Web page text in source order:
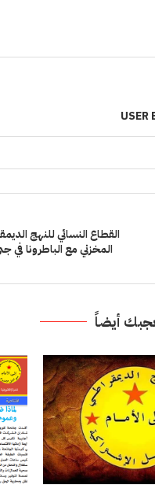
USER
القطاع النسائي للنهج
المخزني مع الباطرونا في
أيضاً